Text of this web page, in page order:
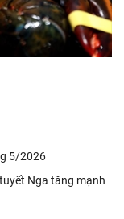
5/2026
Nga tăng mạnh